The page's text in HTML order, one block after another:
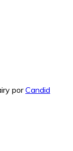
porCandid